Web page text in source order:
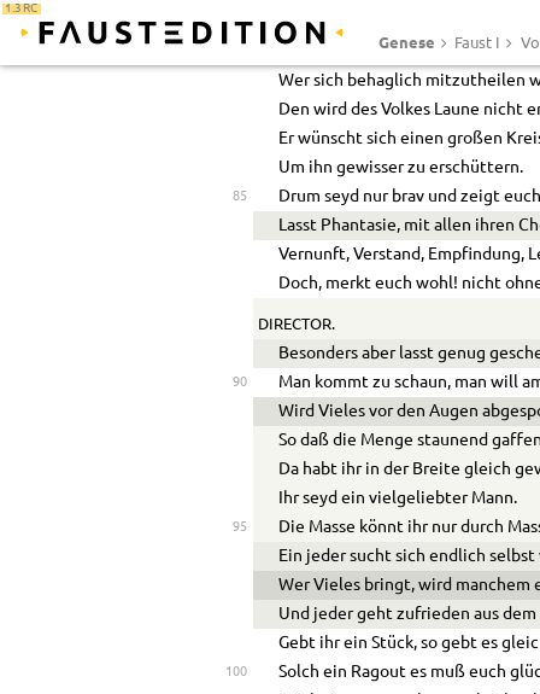
1.3 RC
Genese Faust I
Die Gegenwart von einem braven
Ist, dächt’ ich, immer auch schon
Wer sich behaglich mitzutheilen
Den wird des Volkes Laune nicht
Er wünscht sich einen großen
Um ihn gewisser zu erschüttern.
85
Drum seyd nur brav und zeigt
Lasst Phantasie, mit allen ihren
Vernunft, Verstand, Empfindung,
Doch, merkt euch wohl! nicht
DIRECTOR.
Besonders aber lasst genug
90
Man kommt zu schaun, man will
Wird Vieles vor den Augen
So daß die Menge staunend
Da habt ihr in der Breite gleich
Ihr seyd ein vielgeliebter Mann.
95
Die Masse könnt ihr nur durch
Ein jeder sucht sich endlich selbst
Wer Vieles bringt, wird manchem
Und jeder geht zufrieden aus dem
Gebt ihr ein Stück, so gebt es
100
Solch ein Ragout es muß euch